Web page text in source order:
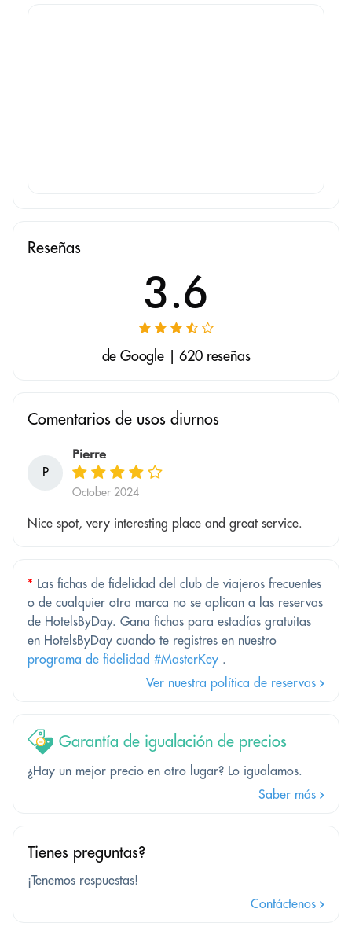
Reseñas
3.6
de Google | 620 reseñas
Comentarios de usos diurnos
P
Pierre
October 2024
Nice spot, very interesting place and great service.
* Las fichas de fidelidad del club de viajeros frecuentes
o de cualquier otra marca no se aplican a las reservas
de HotelsByDay. Gana fichas para estadías gratuitas
en HotelsByDay cuando te registres en nuestro
programa de fidelidad #MasterKey .
Ver nuestra política de reservas
Garantía de igualación de precios
¿Hay un mejor precio en otro lugar? Lo igualamos.
Saber más
Tienes preguntas?
¡Tenemos respuestas!
Contáctenos